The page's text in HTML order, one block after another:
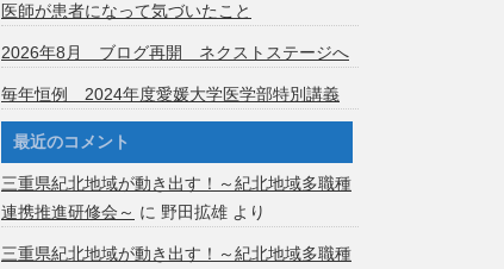
医師が患者になって気づいたこと
2026年8月 ブログ再開 ネクストステージへ
毎年恒例 2024年度愛媛大学医学部特別講義
最近のコメント
三重県紀北地域が動き出す！～紀北地域多職種
連携推進研修会～ に 野田拡雄 より
三重県紀北地域が動き出す！～紀北地域多職種